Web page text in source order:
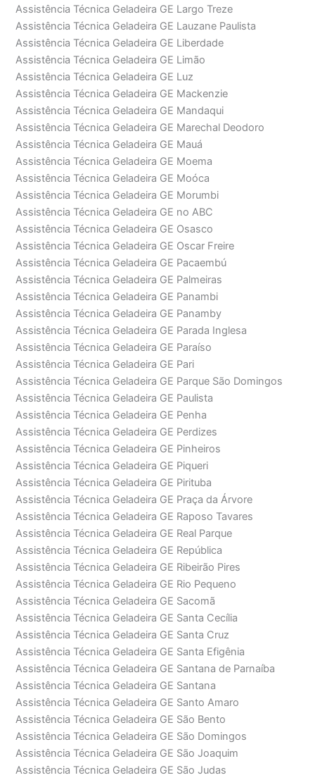
Assistência Técnica Geladeira GE Largo Treze
Assistência Técnica Geladeira GE Lauzane Paulista
Assistência Técnica Geladeira GE Liberdade
Assistência Técnica Geladeira GE Limão
Assistência Técnica Geladeira GE Luz
Assistência Técnica Geladeira GE Mackenzie
Assistência Técnica Geladeira GE Mandaqui
Assistência Técnica Geladeira GE Marechal Deodoro
Assistência Técnica Geladeira GE Mauá
Assistência Técnica Geladeira GE Moema
Assistência Técnica Geladeira GE Moóca
Assistência Técnica Geladeira GE Morumbi
Assistência Técnica Geladeira GE no ABC
Assistência Técnica Geladeira GE Osasco
Assistência Técnica Geladeira GE Oscar Freire
Assistência Técnica Geladeira GE Pacaembú
Assistência Técnica Geladeira GE Palmeiras
Assistência Técnica Geladeira GE Panambi
Assistência Técnica Geladeira GE Panamby
Assistência Técnica Geladeira GE Parada Inglesa
Assistência Técnica Geladeira GE Paraíso
Assistência Técnica Geladeira GE Pari
Assistência Técnica Geladeira GE Parque São Domingos
Assistência Técnica Geladeira GE Paulista
Assistência Técnica Geladeira GE Penha
Assistência Técnica Geladeira GE Perdizes
Assistência Técnica Geladeira GE Pinheiros
Assistência Técnica Geladeira GE Piqueri
Assistência Técnica Geladeira GE Pirituba
Assistência Técnica Geladeira GE Praça da Árvore
Assistência Técnica Geladeira GE Raposo Tavares
Assistência Técnica Geladeira GE Real Parque
Assistência Técnica Geladeira GE República
Assistência Técnica Geladeira GE Ribeirão Pires
Assistência Técnica Geladeira GE Rio Pequeno
Assistência Técnica Geladeira GE Sacomã
Assistência Técnica Geladeira GE Santa Cecília
Assistência Técnica Geladeira GE Santa Cruz
Assistência Técnica Geladeira GE Santa Efigênia
Assistência Técnica Geladeira GE Santana de Parnaíba
Assistência Técnica Geladeira GE Santana
Assistência Técnica Geladeira GE Santo Amaro
Assistência Técnica Geladeira GE São Bento
Assistência Técnica Geladeira GE São Domingos
Assistência Técnica Geladeira GE São Joaquim
Assistência Técnica Geladeira GE São Judas